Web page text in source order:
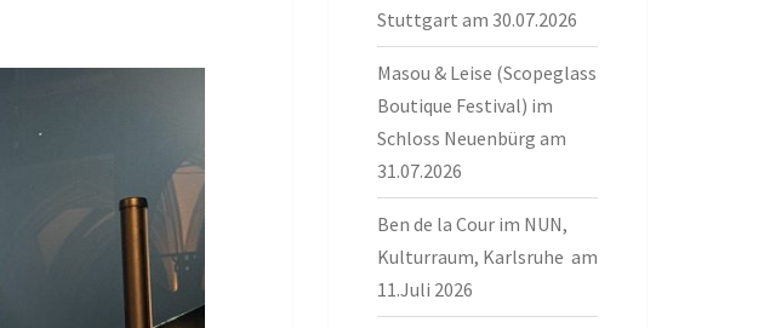
Stuttgart am 30.07.2026
Masou & Leise (Scopeglass
Boutique Festival) im
Schloss Neuenbürg am
31.07.2026
Ben de la Cour im NUN,
Kulturraum, Karlsruhe am
11.Juli 2026